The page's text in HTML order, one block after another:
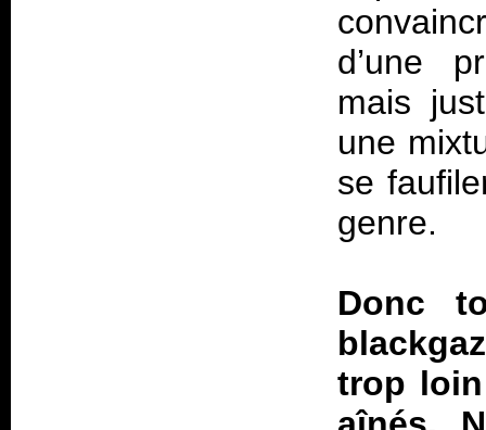
d’une
mais
une
se
genre.
Donc
trop